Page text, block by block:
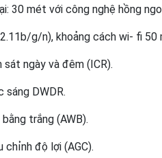
30 mét với công nghệ hồng
g/n), khoảng cách wi- fi 50
sát ngày và đêm (ICR).
sáng DWDR.
trắng (AWB).
độ lợi (AGC).